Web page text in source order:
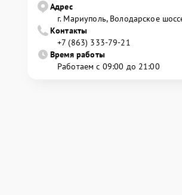
Адрес
г. Мариуполь, Володарское
Контакты
+7 (863) 333-79-21
Время работы
Работаем с 09:00 до 21:00